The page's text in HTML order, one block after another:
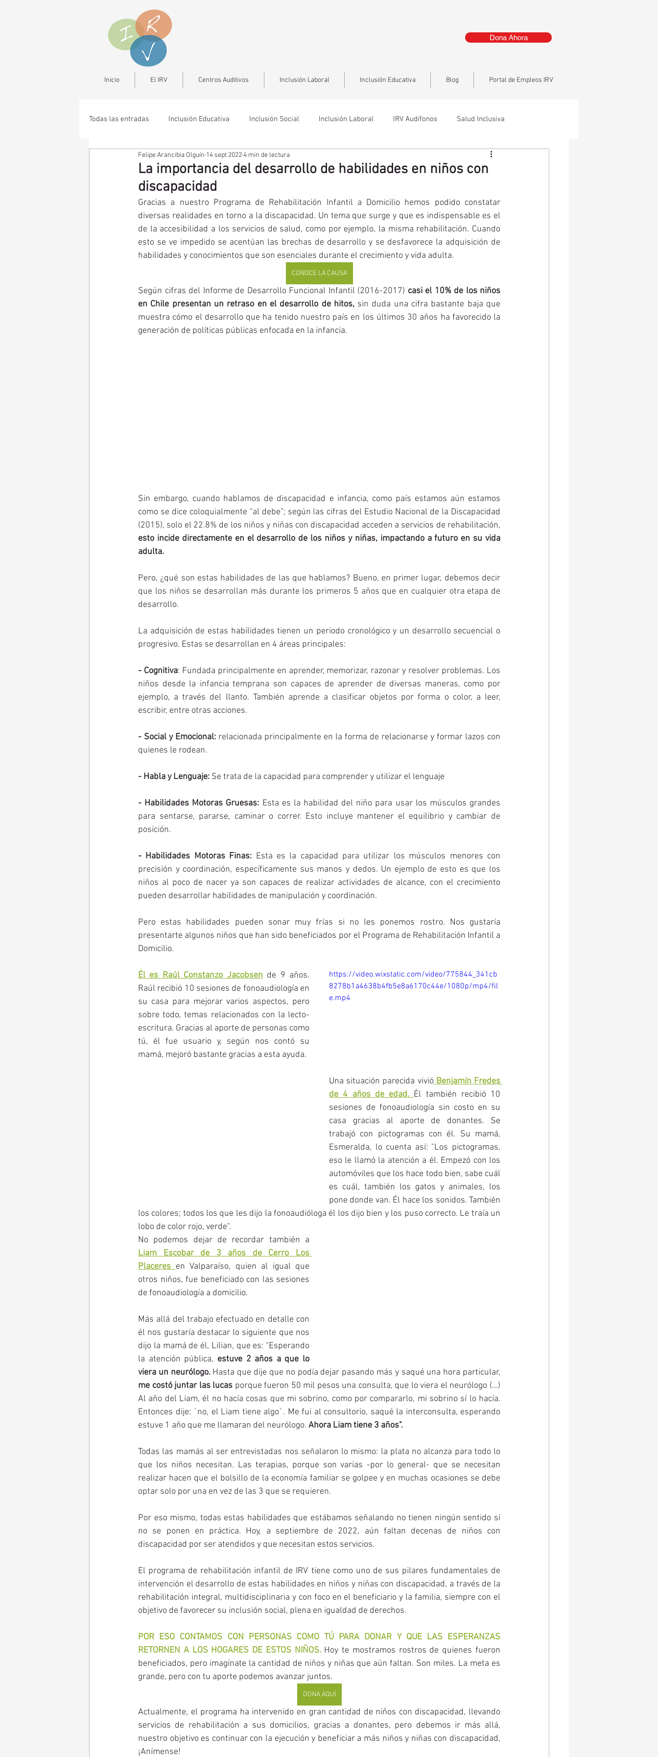
Dona Ahora
Inicio El IRV Centros Auditivos Inclusión Laboral Inclusión Educativa Blog Portal de Empleos IRV
Todas las entradas Inclusión Educativa Inclusión Social Inclusión Laboral IRV Audífonos Salud Inclusiva
La importancia del desarrollo de habilidades en niños con
discapacidad
Felipe Arancibia Olguín 14 sept 20224 min de lectura
Gracias a nuestro Programa de Rehabilitación Infantil a Domicilio hemos podido constatar
diversas realidades en torno a la discapacidad. Un tema que surge y que es indispensable es el
de la accesibilidad a los servicios de salud, como por ejemplo, la misma rehabilitación. Cuando
esto se ve impedido se acentúan las brechas de desarrollo y se desfavorece la adquisición de
habilidades y conocimientos que son esenciales durante el crecimiento y vida adulta.
CONOCE LA CAUSA
Según cifras del Informe de Desarrollo Funcional Infantil (2016-2017) casi el 10% de los niños
en Chile presentan un retraso en el desarrollo de hitos, sin duda una cifra bastante baja que
muestra cómo el desarrollo que ha tenido nuestro país en los últimos 30 años ha favorecido la
generación de políticas públicas enfocada en la infancia.
Sin embargo, cuando hablamos de discapacidad e infancia, como país estamos aún estamos
como se dice coloquialmente “al debe”; según las cifras del Estudio Nacional de la Discapacidad
esto incide directamente en el desarrollo de los niños y niñas, impactando a futuro en su vida
adulta.
Pero, ¿qué son estas habilidades de las que hablamos? Bueno, en primer lugar, debemos decir
que los niños se desarrollan más durante los primeros 5 años que en cualquier otra etapa de
desarrollo.
La adquisición de estas habilidades tienen un periodo cronológico y un desarrollo secuencial o
progresivo. Estas se desarrollan en 4 áreas principales:
- Cognitiva: Fundada principalmente en aprender, memorizar, razonar y resolver problemas. Los
niños desde la infancia temprana son capaces de aprender de diversas maneras, como por
ejemplo, a través del llanto. También aprende a clasificar objetos por forma o color, a leer,
escribir, entre otras acciones.
- Social y Emocional: relacionada principalmente en la forma de relacionarse y formar lazos con
quienes le rodean.
- Habla y Lenguaje: Se trata de la capacidad para comprender y utilizar el lenguaje
- Habilidades Motoras Gruesas: Esta es la habilidad del niño para usar los músculos grandes
para sentarse, pararse, caminar o correr. Esto incluye mantener el equilibrio y cambiar de
posición.
- Habilidades Motoras Finas: Esta es la capacidad para utilizar los músculos menores con
precisión y coordinación, específicamente sus manos y dedos. Un ejemplo de esto es que los
niños al poco de nacer ya son capaces de realizar actividades de alcance, con el crecimiento
pueden desarrollar habilidades de manipulación y coordinación.
Pero estas habilidades pueden sonar muy frías si no les ponemos rostro. Nos gustaría
presentarte algunos niños que han sido beneficiados por el Programa de Rehabilitación Infantil a
Domicilio.
https://video.wixstatic.com/video/775844_341cb
8278b1a4638b4fb5e8a6170c44e/1080p/mp4/fil
e.mp4
Él es Raúl Constanzo Jacobsen de 9 años.
Raúl recibió 10 sesiones de fonoaudiología en
su casa para mejorar varios aspectos, pero
sobre todo, temas relacionados con la lecto-
escritura. Gracias al aporte de personas como
tú, él fue usuario y, según nos contó su
mamá, mejoró bastante gracias a esta ayuda.
Una situación parecida vivió Benjamín Fredes
de 4 años de edad. Él también recibió 10
sesiones de fonoaudiología sin costo en su
casa gracias al aporte de donantes. Se
trabajó con pictogramas con él. Su mamá,
Esmeralda, lo cuenta así: "Los pictogramas,
eso le llamó la atención a él. Empezó con los
automóviles que los hace todo bien, sabe cuál
es cuál, también los gatos y animales, los
pone donde van. Él hace los sonidos. También
los colores; todos los que les dijo la fonoaudióloga él los dijo bien y los puso correcto. Le traía un
lobo de color rojo, verde".
Liam Escobar de 3 años de Cerro Los
Placeres en Valparaíso, quien al igual que
otros niños, fue beneficiado con las sesiones
de fonoaudiología a domicilio.
Más allá del trabajo efectuado en detalle con
él nos gustaría destacar lo siguiente que nos
dijo la mamá de él, Lilian, que es: "Esperando
la atención pública, estuve 2 años a que lo
viera un neurólogo.
me costó juntar las lucas porque fueron 50 mil pesos una consulta, que lo viera el neurólogo (...)
Al año del Liam, él no hacía cosas que mi sobrino, como por compararlo, mi sobrino sí lo hacía.
Entonces dije: ´no, el Liam tiene algo´. Me fui al consultorio, saqué la interconsulta, esperando
estuve 1 año que me llamaran del neurólogo. Ahora Liam tiene 3 años".
Todas las mamás al ser entrevistadas nos señalaron lo mismo: la plata no alcanza para todo lo
que los niños necesitan. Las terapias, porque son varias -por lo general- que se necesitan
realizar hacen que el bolsillo de la economía familiar se golpee y en muchas ocasiones se debe
optar solo por una en vez de las 3 que se requieren.
Por eso mismo, todas estas habilidades que estábamos señalando no tienen ningún sentido si
no se ponen en práctica. Hoy, a septiembre de 2022, aún faltan decenas de niños con
discapacidad por ser atendidos y que necesitan estos servicios.
El programa de rehabilitación infantil de IRV tiene como uno de sus pilares fundamentales de
intervención el desarrollo de estas habilidades en niños y niñas con discapacidad, a través de la
rehabilitación integral, multidisciplinaria y con foco en el beneficiario y la familia, siempre con el
objetivo de favorecer su inclusión social, plena en igualdad de derechos.
POR ESO CONTAMOS CON PERSONAS COMO TÚ PARA DONAR Y QUE LAS ESPERANZAS
RETORNEN A LOS HOGARES DE ESTOS NIÑOS. Hoy te mostramos rostros de quienes fueron
beneficiados, pero imagínate la cantidad de niños y niñas que aún faltan. Son miles. La meta es
grande, pero con tu aporte podemos avanzar juntos.
DONA AQUÍ
Actualmente, el programa ha intervenido en gran cantidad de niños con discapacidad, llevando
servicios de rehabilitación a sus domicilios, gracias a donantes, pero debemos ir más allá,
nuestro objetivo es continuar con la ejecución y beneficiar a más niños y niñas con discapacidad,
¡Anímense!